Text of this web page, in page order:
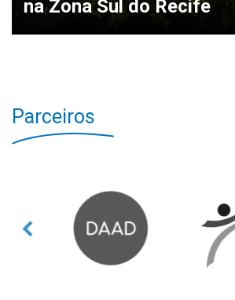
na Zona Sul do Recife
Parceiros